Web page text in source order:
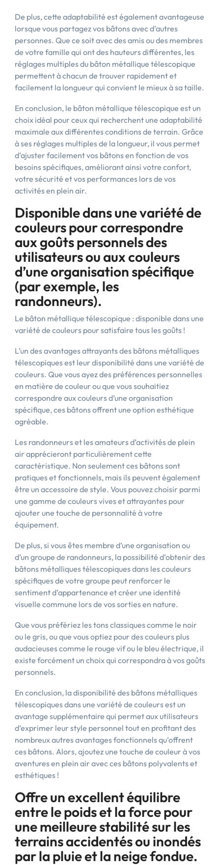
De plus, cette adaptabilité est également avantageuse
lorsque vous partagez vos bâtons avec d’autres
personnes. Que ce soit avec des amis ou des membres
de votre famille qui ont des hauteurs différentes, les
réglages multiples du bâton métallique télescopique
permettent à chacun de trouver rapidement et
facilement la longueur qui convient le mieux à sa taille.
En conclusion, le bâton métallique télescopique est un
choix idéal pour ceux qui recherchent une adaptabilité
maximale aux différentes conditions de terrain. Grâce
à ses réglages multiples de la longueur, il vous permet
d’ajuster facilement vos bâtons en fonction de vos
besoins spécifiques, améliorant ainsi votre confort,
votre sécurité et vos performances lors de vos
activités en plein air.
Disponible dans une variété de
couleurs pour correspondre
aux goûts personnels des
utilisateurs ou aux couleurs
d’une organisation spécifique
(par exemple, les
randonneurs).
Le bâton métallique télescopique : disponible dans une
variété de couleurs pour satisfaire tous les goûts !
L’un des avantages attrayants des bâtons métalliques
télescopiques est leur disponibilité dans une variété de
couleurs. Que vous ayez des préférences personnelles
en matière de couleur ou que vous souhaitiez
correspondre aux couleurs d’une organisation
spécifique, ces bâtons offrent une option esthétique
agréable.
Les randonneurs et les amateurs d’activités de plein
air apprécieront particulièrement cette
caractéristique. Non seulement ces bâtons sont
pratiques et fonctionnels, mais ils peuvent également
être un accessoire de style. Vous pouvez choisir parmi
une gamme de couleurs vives et attrayantes pour
ajouter une touche de personnalité à votre
équipement.
De plus, si vous êtes membre d’une organisation ou
d’un groupe de randonneurs, la possibilité d’obtenir des
bâtons métalliques télescopiques dans les couleurs
spécifiques de votre groupe peut renforcer le
sentiment d’appartenance et créer une identité
visuelle commune lors de vos sorties en nature.
Que vous préfériez les tons classiques comme le noir
ou le gris, ou que vous optiez pour des couleurs plus
audacieuses comme le rouge vif ou le bleu électrique, il
existe forcément un choix qui correspondra à vos goûts
personnels.
En conclusion, la disponibilité des bâtons métalliques
télescopiques dans une variété de couleurs est un
avantage supplémentaire qui permet aux utilisateurs
d’exprimer leur style personnel tout en profitant des
nombreux autres avantages fonctionnels qu’offrent
ces bâtons. Alors, ajoutez une touche de couleur à vos
aventures en plein air avec ces bâtons polyvalents et
esthétiques !
Offre un excellent équilibre
entre le poids et la force pour
une meilleure stabilité sur les
terrains accidentés ou inondés
par la pluie et la neige fondue.